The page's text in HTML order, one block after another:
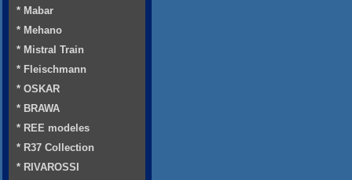
* Mabar
* Mehano
* Mistral Train
* Fleischmann
* OSKAR
* BRAWA
* REE modeles
* R37 Collection
* RIVAROSSI